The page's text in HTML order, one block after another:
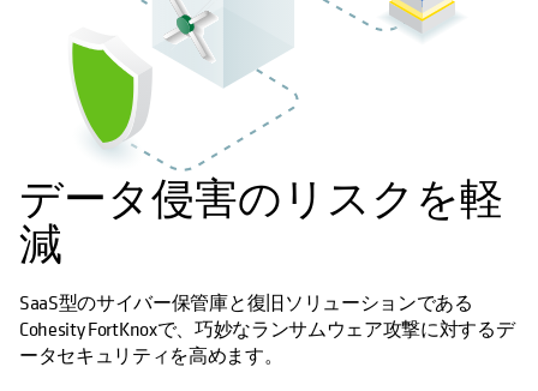
データ侵害のリスクを軽
減
SaaS型のサイバー保管庫と復旧ソリューションである
Cohesity FortKnoxで、巧妙なランサムウェア攻撃に対するデ
ータセキュリティを高めます。